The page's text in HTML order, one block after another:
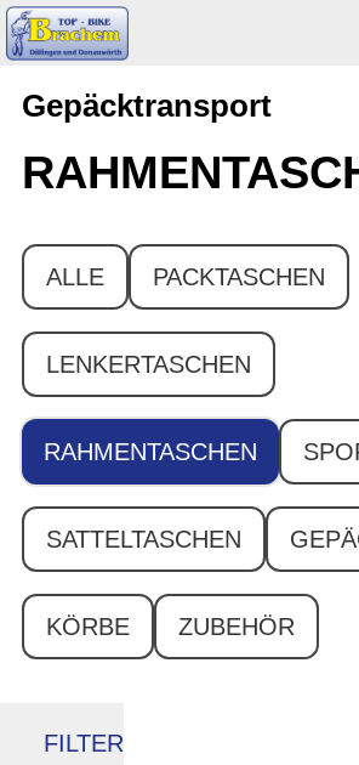
Gepäcktransport
ALLE PACKTASCHEN
LENKERTASCHEN
RAHMENTASCHEN
SATTELTASCHEN
KÖRBE ZUBEHÖR
FILTER